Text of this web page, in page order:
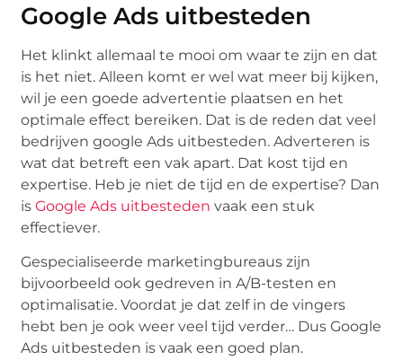
Google Ads uitbesteden
Het klinkt allemaal te mooi om waar te zijn en dat
is het niet. Alleen komt er wel wat meer bij kijken,
wil je een goede advertentie plaatsen en het
optimale effect bereiken. Dat is de reden dat veel
bedrijven google Ads uitbesteden. Adverteren is
wat dat betreft een vak apart. Dat kost tijd en
expertise. Heb je niet de tijd en de expertise? Dan
isGoogle Ads uitbesteden vaak een stuk
effectiever.
Gespecialiseerde marketingbureaus zijn
bijvoorbeeld ook gedreven in A/B-testen en
optimalisatie. Voordat je dat zelf in de vingers
hebt ben je ook weer veel tijd verder… Dus Google
Ads uitbesteden is vaak een goed plan.